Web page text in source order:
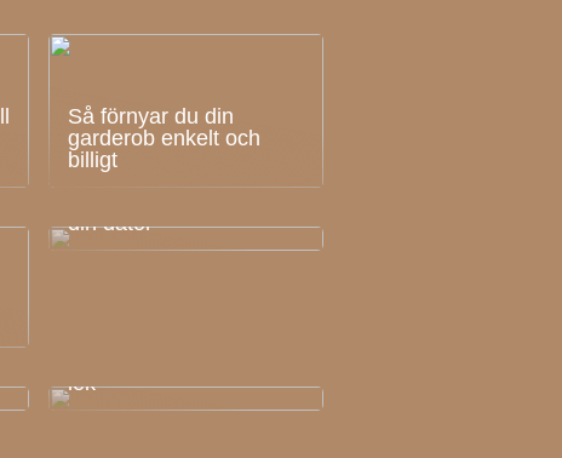
Så förnyar du din
garderob enkelt och
billigt
din dator
lek